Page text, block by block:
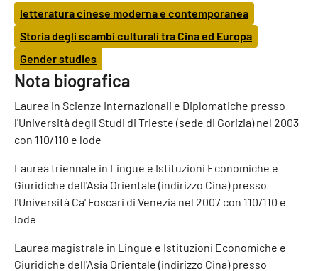
letteratura cinese moderna e contemporanea
Storia degli scambi culturali tra Cina ed Europa
Gender studies
Nota biografica
Laurea in Scienze Internazionali e Diplomatiche presso
l'Università degli Studi di Trieste (sede di Gorizia) nel 2003
con 110/110 e lode
Laurea triennale in Lingue e Istituzioni Economiche e
Giuridiche dell'Asia Orientale (indirizzo Cina) presso
l'Università Ca' Foscari di Venezia nel 2007 con 110/110 e
lode
Laurea magistrale in Lingue e Istituzioni Economiche e
Giuridiche dell'Asia Orientale (indirizzo Cina) presso